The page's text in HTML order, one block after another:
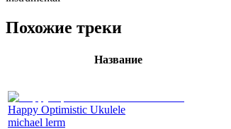
Похожие треки
Название
Happy Optimistic Ukulele
michael lerm